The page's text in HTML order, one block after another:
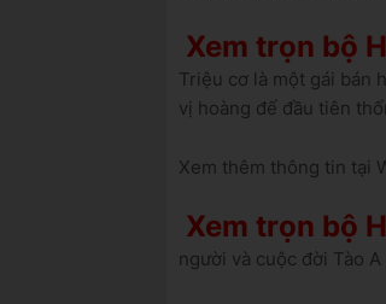
Xem trọn bộ
Triệu cơ là một gái bán
vị hoàng đế đầu tiên
Xem thêm thông tin tại
Xem trọn bộ
người và cuộc đời Tào A